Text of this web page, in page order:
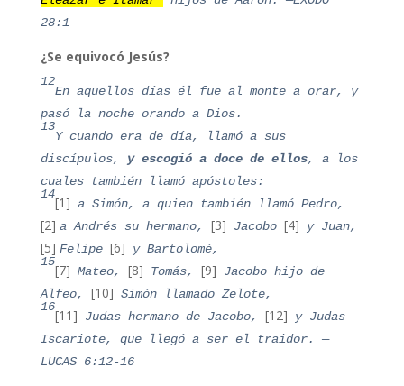
28:1
¿Se equivocó Jesús?
12
En aquellos días él fue al monte a orar, y
pasó la noche orando a Dios.
13
Y cuando era de día, llamó a sus
discípulos, y escogió a doce de ellos, a los
cuales también llamó apóstoles:
14
[1] a Simón, a quien también llamó Pedro,
[2] a Andrés su hermano, [3] Jacobo [4] y Juan,
[5] Felipe [6] y Bartolomé,
15
[7] Mateo, [8] Tomás, [9] Jacobo hijo de
Alfeo, [10] Simón llamado Zelote,
16
[11] Judas hermano de Jacobo, [12] y Judas
Iscariote, que llegó a ser el traidor. —
LUCAS 6:12-16